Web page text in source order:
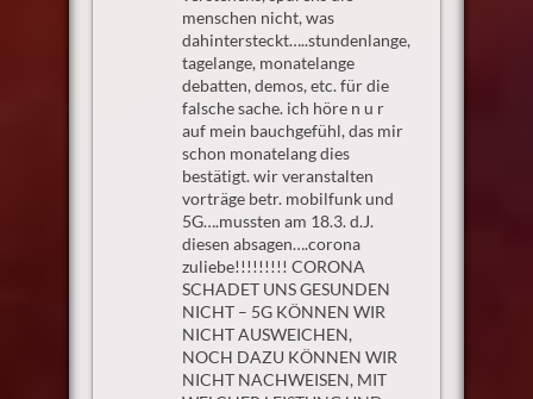
menschen nicht, was
dahintersteckt…..stundenlange,
tagelange, monatelange
debatten, demos, etc. für die
falsche sache. ich höre n u r
auf mein bauchgefühl, das mir
schon monatelang dies
bestätigt. wir veranstalten
vorträge betr. mobilfunk und
5G….mussten am 18.3. d.J.
diesen absagen….corona
zuliebe!!!!!!!!! CORONA
SCHADET UNS GESUNDEN
NICHT – 5G KÖNNEN WIR
NICHT AUSWEICHEN,
NOCH DAZU KÖNNEN WIR
NICHT NACHWEISEN, MIT